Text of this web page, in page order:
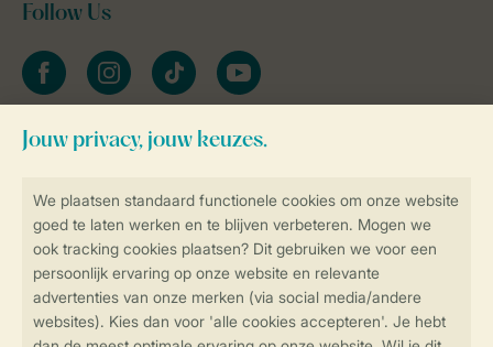
Veilig en snel online boeken
Veilige gegevensoverdracht
Veilige betaling
Follow Us
facebookinstagramtiktok youtube
Blijf op de hoogte